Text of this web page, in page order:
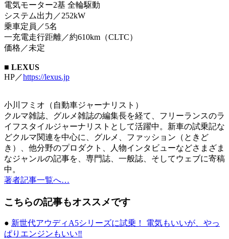
電気モーター2基 全輪駆動
システム出力／252kW
乗車定員／5名
一充電走行距離／約610km（CLTC）
価格／未定
■ LEXUS
HP／https://lexus.jp
小川フミオ（自動車ジャーナリスト）
クルマ雑誌、グルメ雑誌の編集長を経て、フリーランスのラ
イフスタイルジャーナリストとして活躍中。新車の試乗記な
どクルマ関連を中心に、グルメ、ファッション（ときど
き）、他分野のプロダクト、人物インタビューなどさまざま
なジャンルの記事を、専門誌、一般誌、そしてウェブに寄稿
中。
著者記事一覧へ…
こちらの記事もオススメです
● 新世代アウディA5シリーズに試乗！ 電気もいいが、やっ
ぱりエンジンもいい‼